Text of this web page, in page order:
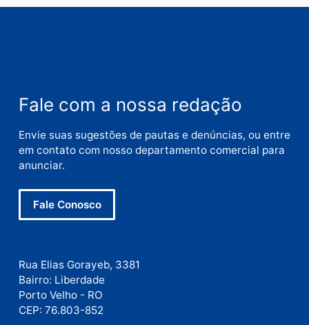
Nome
E-
mail
como seus dados em comentários são processados